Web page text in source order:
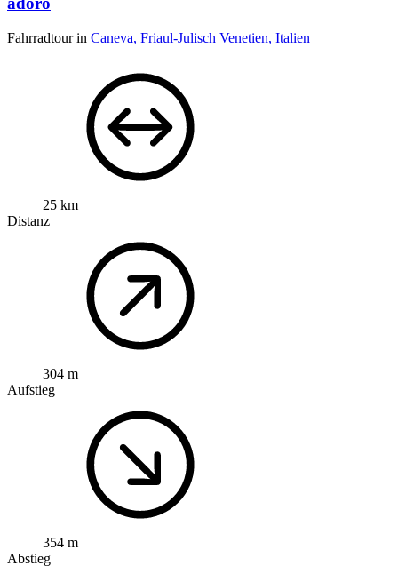
Fahrradtour in Caneva, Friaul-Julisch Venetien, Italien
25 km
Distanz
304 m
Aufstieg
354 m
Abstieg